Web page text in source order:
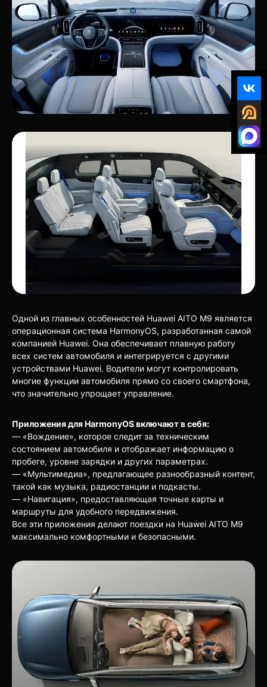
Одной из главных особенностей Huawei AITO M9 является
операционная система HarmonyOS, разработанная самой
компанией Huawei. Она обеспечивает плавную работу
всех систем автомобиля и интегрируется с другими
устройствами Huawei. Водители могут контролировать
многие функции автомобиля прямо со своего смартфона,
что значительно упрощает управление.
Приложения для HarmonyOS включают в себя:
— «Вождение», которое следит за техническим
состоянием автомобиля и отображает информацию о
пробеге, уровне зарядки и других параметрах.
— «Мультимедиа», предлагающее разнообразный контент,
такой как музыка, радиостанции и подкасты.
— «Навигация», предоставляющая точные карты и
маршруты для удобного передвижения.
Все эти приложения делают поездки на Huawei AITO M9
максимально комфортными и безопасными.